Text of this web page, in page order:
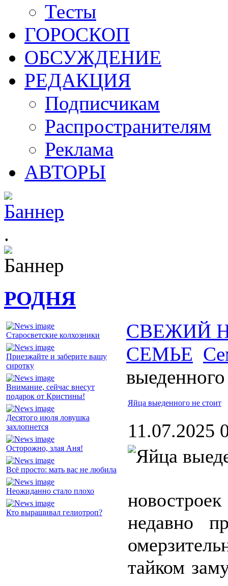
Тесты
ГОРОСКОП
ОБСУЖДЕНИЕ
РЕДАКЦИЯ
Подписчикам
Распространителям
Реклама
АВТОРЫ
.
РОДНЯ
Старосветские колхозники
Приезжайте и заберите вашу
сиротку
Внимание, сейчас внесут
подарок от Кристины!
Десятого июля ловушка
захлопнется
Осторожно, злая Аня!
Всё просто: мать вас не любила
Неожиданно стало плохо
Кто выращивал гелиотроп?
СВЕЖИЙ
СЕМЬЕ
Яйца выеденного не стоит
11.07.2025
недавно
тайком